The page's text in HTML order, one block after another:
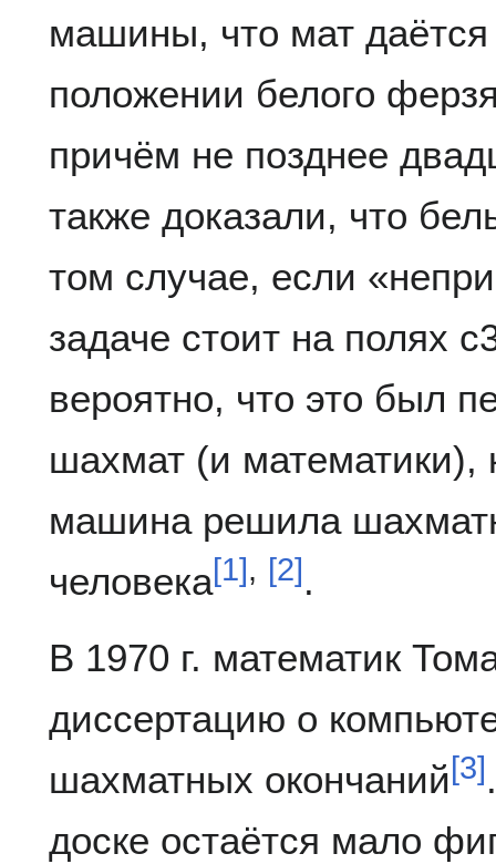
машины, что мат
положении белого
причём не позднее
также доказали, что
том случае, если
задаче стоит на полях
вероятно, что это был
шахмат (и математики),
машина решила
человека[1], [2] .
В 1970 г. математик
диссертацию о
шахматных окончаний[3]
доске остаётся мало